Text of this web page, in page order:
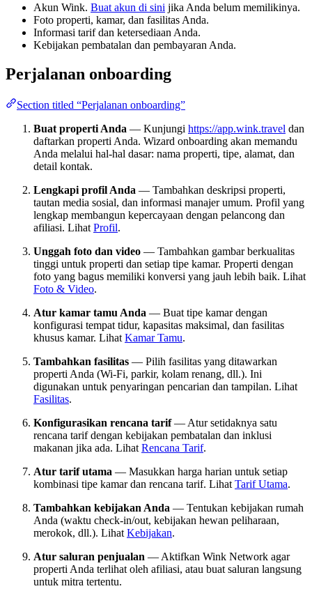
Akun Wink. Buat akun di sini jika Anda belum memilikinya.
Foto properti, kamar, dan fasilitas Anda.
Informasi tarif dan ketersediaan Anda.
Kebijakan pembatalan dan pembayaran Anda.
Perjalanan onboarding
Section titled “Perjalanan onboarding”
Buat properti Anda — Kunjungi https://app.wink.travel dan
daftarkan properti Anda. Wizard onboarding akan memandu
Anda melalui hal-hal dasar: nama properti, tipe, alamat, dan
detail kontak.
Lengkapi profil Anda — Tambahkan deskripsi properti,
tautan media sosial, dan informasi manajer umum. Profil yang
lengkap membangun kepercayaan dengan pelancong dan
afiliasi. Lihat Profil.
Unggah foto dan video — Tambahkan gambar berkualitas
tinggi untuk properti dan setiap tipe kamar. Properti dengan
foto yang bagus memiliki konversi yang jauh lebih baik. Lihat
Foto & Video.
Atur kamar tamu Anda — Buat tipe kamar dengan
konfigurasi tempat tidur, kapasitas maksimal, dan fasilitas
khusus kamar. Lihat Kamar Tamu.
Tambahkan fasilitas — Pilih fasilitas yang ditawarkan
properti Anda (Wi-Fi, parkir, kolam renang, dll.). Ini
digunakan untuk penyaringan pencarian dan tampilan. Lihat
Fasilitas.
Konfigurasikan rencana tarif— Atur setidaknya satu
rencana tarif dengan kebijakan pembatalan dan inklusi
makanan jika ada. Lihat Rencana Tarif.
Atur tarif utama — Masukkan harga harian untuk setiap
kombinasi tipe kamar dan rencana tarif. Lihat Tarif Utama.
Tambahkan kebijakan Anda — Tentukan kebijakan rumah
Anda (waktu check-in/out, kebijakan hewan peliharaan,
merokok, dll.). Lihat Kebijakan.
Atur saluran penjualan — Aktifkan Wink Network agar
properti Anda terlihat oleh afiliasi, atau buat saluran langsung
untuk mitra tertentu.